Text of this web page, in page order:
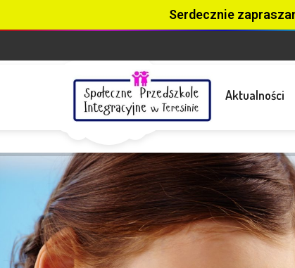
Serdecznie
Aktualności